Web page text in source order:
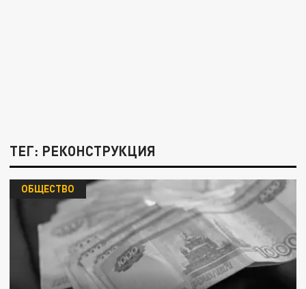
ТЕГ: РЕКОНСТРУКЦИЯ
ОБЩЕСТВО